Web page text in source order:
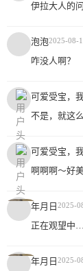
伊拉大人的
泡泡2025-08-
咋没人啊？
可爱受宝，
不是，就这
可爱受宝，
啊啊啊～好
年月日2025-
正在观望中…
年月日2025-